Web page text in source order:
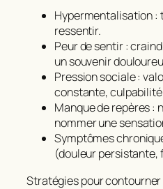
Hypermentalisation :
ressentir.
Peur de sentir :
un souvenir
Pression sociale :
constante, culpabilité
Manque de repères :
nommer une
Symptômes
(douleur persistante,
Stratégies pour